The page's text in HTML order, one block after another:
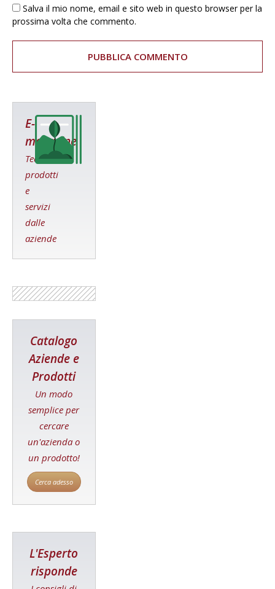
Salva il mio nome, email e sito web in questo browser per la
prossima volta che commento.
E-
magazine
Tecniche,
prodotti
e
servizi
dalle
aziende
Catalogo
Aziende e
Prodotti
Un modo
semplice per
cercare
un'azienda o
un prodotto!
Cerca adesso
L'Esperto
risponde